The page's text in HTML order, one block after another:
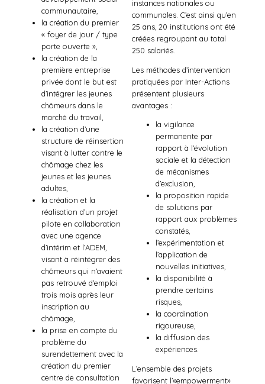
communautaire,
la création du premier
« foyer de jour / type
porte ouverte »,
la création de la
première entreprise
privée dont le but est
d’intégrer les jeunes
chômeurs dans le
marché du travail,
la création d’une
structure de réinsertion
visant à lutter contre le
chômage chez les
jeunes et les jeunes
adultes,
la création et la
réalisation d’un projet
pilote en collaboration
avec une agence
d’intérim et l’ADEM,
visant à réintégrer des
chômeurs qui n’avaient
pas retrouvé d’emploi
trois mois après leur
inscription au
chômage,
la prise en compte du
problème du
surendettement avec la
création du premier
centre de consultation
instances nationales ou
communales. C’est ainsi qu’en
25 ans, 20 institutions ont été
créées regroupant au total
250 salariés.
Les méthodes d’intervention
pratiquées par Inter-Actions
présentent plusieurs
avantages :
la vigilance
permanente par
rapport à l’évolution
sociale et la détection
de mécanismes
d’exclusion,
la proposition rapide
de solutions par
rapport aux problèmes
constatés,
l’expérimentation et
l’application de
nouvelles initiatives,
la disponibilité à
prendre certains
risques,
la coordination
rigoureuse,
la diffusion des
expériences.
L’ensemble des projets
favorisent l’«empowerment»